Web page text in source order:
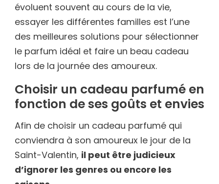
évoluent souvent au cours de la vie,
essayer les différentes familles est l’une
des meilleures solutions pour sélectionner
le parfum idéal et faire un beau cadeau
lors de la journée des amoureux.
Choisir un cadeau parfumé en
fonction de ses goûts et envies
Afin de choisir un cadeau parfumé qui
conviendra à son amoureux le jour de la
Saint-Valentin, il peut être judicieux
d’ignorer les genres ou encore les